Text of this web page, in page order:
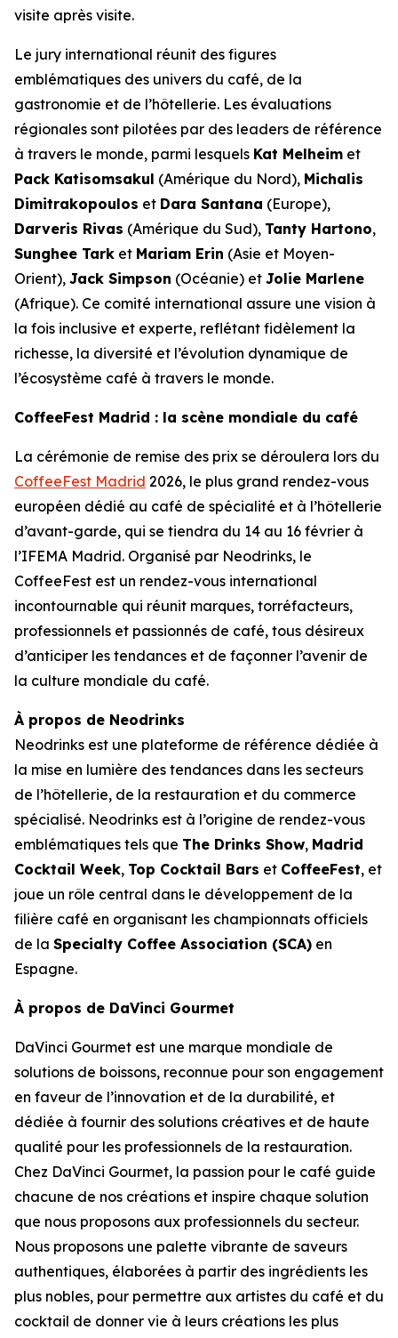
visite après visite.
Le jury international réunit des figures
emblématiques des univers du café, de la
gastronomie et de l’hôtellerie. Les évaluations
régionales sont pilotées par des leaders de référence
à travers le monde, parmi lesquels Kat Melheim et
Pack Katisomsakul (Amérique du Nord), Michalis
Dimitrakopoulos et Dara Santana (Europe),
Darveris Rivas (Amérique du Sud), Tanty Hartono,
Sunghee Tark et Mariam Erin (Asie et Moyen-
Orient), Jack Simpson (Océanie) et Jolie Marlene
(Afrique). Ce comité international assure une vision à
la fois inclusive et experte, reflétant fidèlement la
richesse, la diversité et l’évolution dynamique de
l’écosystème café à travers le monde.
CoffeeFest Madrid : la scène mondiale du café
La cérémonie de remise des prix se déroulera lors du
CoffeeFest Madrid 2026, le plus grand rendez-vous
européen dédié au café de spécialité et à l’hôtellerie
d’avant-garde, qui se tiendra du 14 au 16 février à
l’IFEMA Madrid. Organisé par Neodrinks, le
CoffeeFest est un rendez-vous international
incontournable qui réunit marques, torréfacteurs,
professionnels et passionnés de café, tous désireux
d’anticiper les tendances et de façonner l’avenir de
la culture mondiale du café.
À propos de Neodrinks
Neodrinks est une plateforme de référence dédiée à
la mise en lumière des tendances dans les secteurs
de l’hôtellerie, de la restauration et du commerce
spécialisé. Neodrinks est à l’origine de rendez-vous
emblématiques tels que The Drinks Show, Madrid
Cocktail Week, Top Cocktail Bars et CoffeeFest, et
joue un rôle central dans le développement de la
filière café en organisant les championnats officiels
de la Specialty Coffee Association (SCA) en
Espagne.
À propos de DaVinci Gourmet
DaVinci Gourmet est une marque mondiale de
solutions de boissons, reconnue pour son engagement
en faveur de l’innovation et de la durabilité, et
dédiée à fournir des solutions créatives et de haute
qualité pour les professionnels de la restauration.
Chez DaVinci Gourmet, la passion pour le café guide
chacune de nos créations et inspire chaque solution
que nous proposons aux professionnels du secteur.
Nous proposons une palette vibrante de saveurs
authentiques, élaborées à partir des ingrédients les
plus nobles, pour permettre aux artistes du café et du
cocktail de donner vie à leurs créations les plus